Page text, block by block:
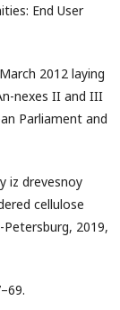
End User
2012 laying
nexes II and III
Parliament and
iz drevesnoy
cellulose
Petersburg, 2019,